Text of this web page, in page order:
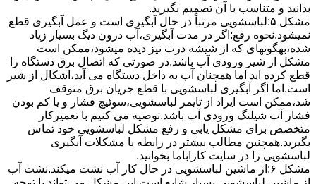
بدانید و متناسب با آن تصمیم بگیرید.
مشکل ۵:لباسشویی مرتباً در ﺣﺎل آﺑﮕﯿﺮی اﺳﺖ و ﻋﻤﻞ آﺑﮕﯿﺮی ﻗﻄﻊ
نمیشود.نحوه رﻓﻊ:اﮔﺮ در ﻣﺪت آﺑﮕﯿﺮی،آب درون دﯾﮓ ﺑﺴﯿﺎر زﯾﺎد
ﺷﺪه،بهگونهای ﮐﻪ از ﺷﯿﺸﻪ درب ﻧﯿﺰ دﯾﺪه میشود،ممکن است
مشکل از شیر ورودی آب باشد.در صورتی که اتصال برق دستگاه را
قطع کرده اید اما همچنان آب به داخل دستگاه می آید،اشکال از شیر
است.اما اگر آبگیری لباسشویی با قطع جریان برق متوقف
شد،ممکن است ایراد از تایمر لباسشویی،سوئیچ فشار و یا کم بودن
فشار آب شیلنگ ورودی آب باشد.توصیه می کنیم با تعمیرکار
متخصص برای مشکل یابی و رفع مشکل لباسشویی خود تماس
بگیرید.همچنین مطالب بیشتر در رابطه با مشکلات آبگیری
لباسشویی را در سایت کاراباما بخوانید.
مشکل ۶:از ﻣﺎﺷﯿﻦ لباسشویی در ﺣﺎل ﮐﺎر آب ﻧﺸﺖ میکند.نشت آب